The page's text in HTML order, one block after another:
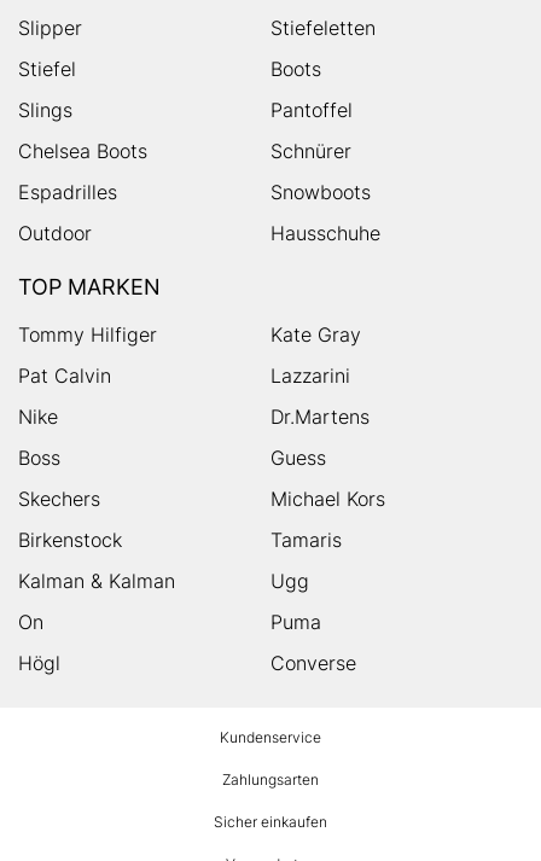
Slipper
Stiefeletten
Stiefel
Boots
Slings
Pantoffel
Chelsea Boots
Schnürer
Espadrilles
Snowboots
Outdoor
Hausschuhe
TOP MARKEN
Tommy Hilfiger
Kate Gray
Pat Calvin
Lazzarini
Nike
Dr.Martens
Boss
Guess
Skechers
Michael Kors
Birkenstock
Tamaris
Kalman & Kalman
Ugg
On
Puma
Högl
Converse
Kundenservice
Zahlungsarten
Sicher einkaufen